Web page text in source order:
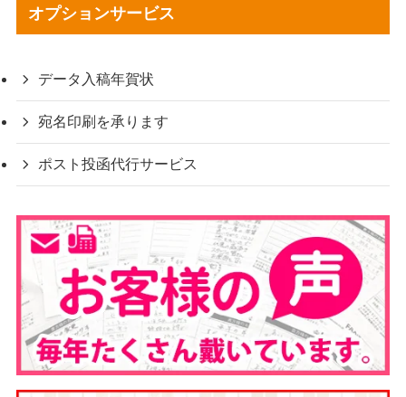
オプションサービス
データ入稿年賀状
宛名印刷を承ります
ポスト投函代行サービス